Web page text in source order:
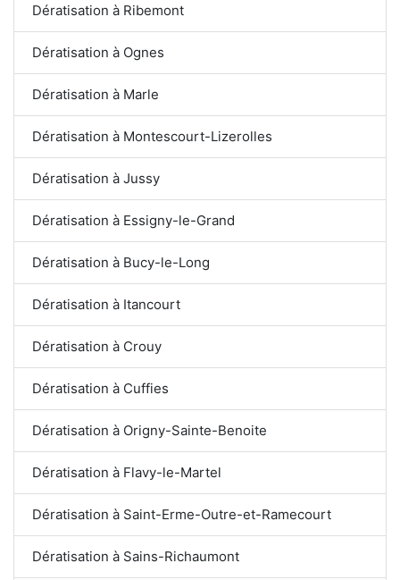
Dératisation à Ribemont
Dératisation à Ognes
Dératisation à Marle
Dératisation à Montescourt-Lizerolles
Dératisation à Jussy
Dératisation à Essigny-le-Grand
Dératisation à Bucy-le-Long
Dératisation à Itancourt
Dératisation à Crouy
Dératisation à Cuffies
Dératisation à Origny-Sainte-Benoite
Dératisation à Flavy-le-Martel
Dératisation à Saint-Erme-Outre-et-Ramecourt
Dératisation à Sains-Richaumont